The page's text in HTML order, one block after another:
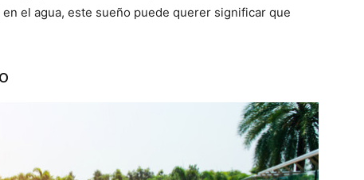
el agua, este sueño puede querer significar que